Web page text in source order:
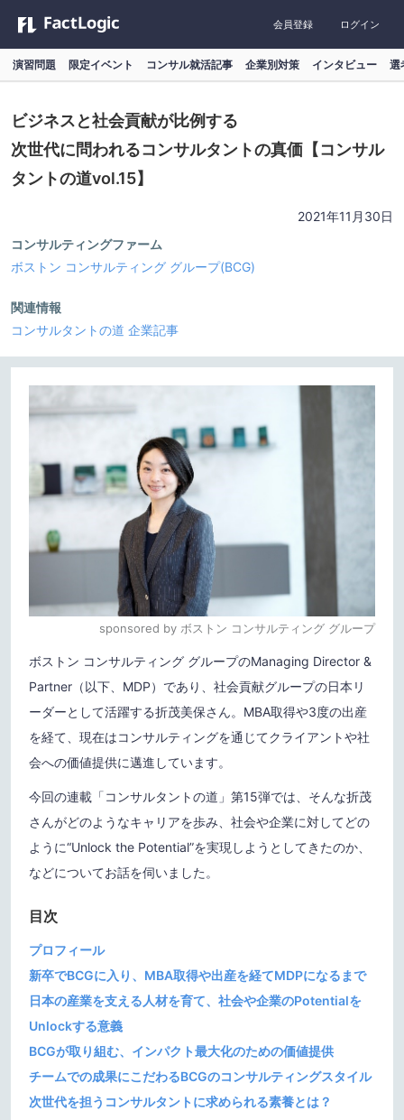
会員登録 ログイン
演習問題 限定イベント コンサル就活記事 企業別対策 インタビュー 選
ビジネスと社会貢献が比例する
次世代に問われるコンサルタントの真価【コンサル
タントの道vol.15】
2021年11月30日
コンサルティングファーム
ボストン コンサルティング グループ(BCG)
関連情報
コンサルタントの道 企業記事
sponsored by ボストン コンサルティング グループ
ボストン コンサルティング グループのManaging Director &
Partner（以下、MDP）であり、社会貢献グループの日本リ
ーダーとして活躍する折茂美保さん。MBA取得や3度の出産
を経て、現在はコンサルティングを通じてクライアントや社
会への価値提供に邁進しています。
今回の連載「コンサルタントの道」第15弾では、そんな折茂
さんがどのようなキャリアを歩み、社会や企業に対してどの
ように“Unlock the Potential”を実現しようとしてきたのか、
などについてお話を伺いました。
目次
プロフィール
新卒でBCGに入り、MBA取得や出産を経てMDPになるまで
日本の産業を支える人材を育て、社会や企業のPotentialを
Unlockする意義
BCGが取り組む、インパクト最大化のための価値提供
チームでの成果にこだわるBCGのコンサルティングスタイル
次世代を担うコンサルタントに求められる素養とは？